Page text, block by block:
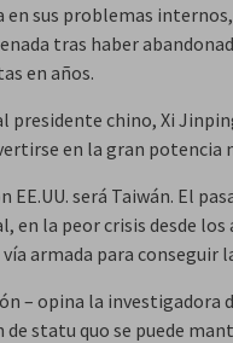
en sus problemas
tras haber
en años.
presidente chino, Xi
en la gran potencia
EE.UU. será Taiwán. El
en la peor crisis desde
armada para conseguir
– opina la investigadora
statu quo se puede